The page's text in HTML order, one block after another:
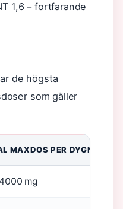
1,6 – fortfarande
de högsta
som gäller
MAXDOS PER DYGN
mg